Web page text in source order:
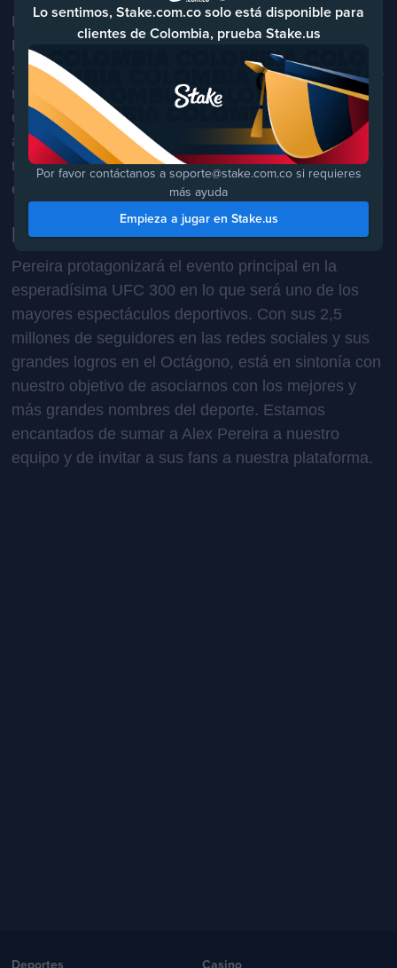
Pereira destaca en las situaciones de alta presión.
Ha participado en seis eventos pay-per-view en
siete combates de la UFC, dispuesto a enfrentarse a
nuevos desafíos y demostrando sus habilidades de
élite. No es de extrañar que sus cualidades estén
alineadas perfectamente a nuestro objetivo de
revolucionar la industria, por eso es parte de nuestro
equipo.
Lo que se viene
Pereira protagonizará el evento principal en la
esperadísima UFC 300 en lo que será uno de los
mayores espectáculos deportivos. Con sus 2,5
millones de seguidores en las redes sociales y sus
grandes logros en el Octágono, está en sintonía con
nuestro objetivo de asociarnos con los mejores y
más grandes nombres del deporte. Estamos
encantados de sumar a Alex Pereira a nuestro
equipo y de invitar a sus fans a nuestra plataforma.
Deportes
Casino
Lo sentimos, Stake.com.co solo está disponible para
clientes de Colombia, prueba Stake.us
Por favor contáctanos a soporte@stake.com.co si requieres
más ayuda
Empieza a jugar en Stake.us